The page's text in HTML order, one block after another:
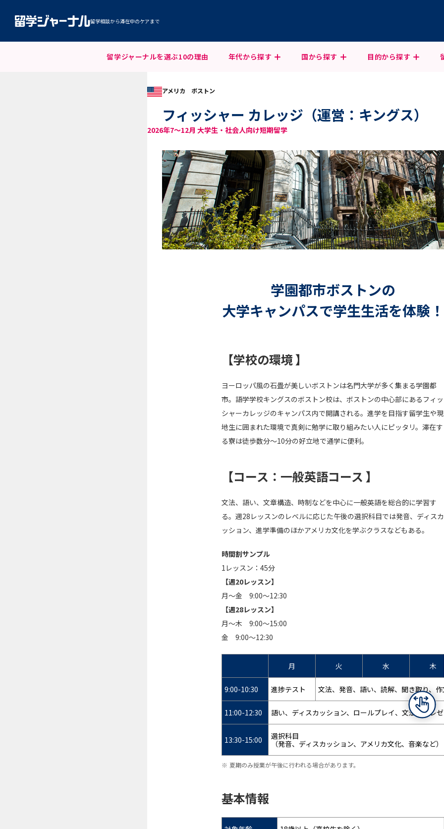
留学相談から滞在中のケアまで
留学ジャーナルを選ぶ10の理由 年代から探す 国から探す 目的から探す
フィッシャー カレッジ（運営：キングス）
2026年7～12月 大学生・社会人向け短期留学
アメリカ ボストン
学園都市ボストンの
大学キャンパスで学生生活を体験！
【学校の環境 】
ヨーロッパ風の石畳が美しいボストンは名門大学が多く集まる学園都
市。語学学校キングスのボストン校は、ボストンの中心部にあるフィッ
シャーカレッジのキャンパス内で開講される。進学を目指す留学生や現
地生に囲まれた環境で真剣に勉学に取り組みたい人にピッタリ。滞在す
る寮は徒歩数分～10分の好立地で通学に便利。
【コース：一般英語コース 】
文法、語い、文章構造、時制などを中心に一般英語を総合的に学習す
る。週28レッスンのレベルに応じた午後の選択科目では発音、ディスカ
ッション、進学準備のほかアメリカ文化を学ぶクラスなどもある。
時間割サンプル
1レッスン：45分
【週20レッスン】
月～金 9:00～12:30
【週28レッスン】
月～木 9:00～15:00
金 9:00～12:30
月 火 水 木
9:00-10:30 進捗テスト 文法、発音、語い、読解、聞き取り、作
11:00-12:30
語い、ディスカッション、ロールプレイ、文法、プレゼ
13:30-15:00
選択科目
（発音、ディスカッション、アメリカ文化、音楽など）
夏期のみ授業が午後に行われる場合があります。
基本情報